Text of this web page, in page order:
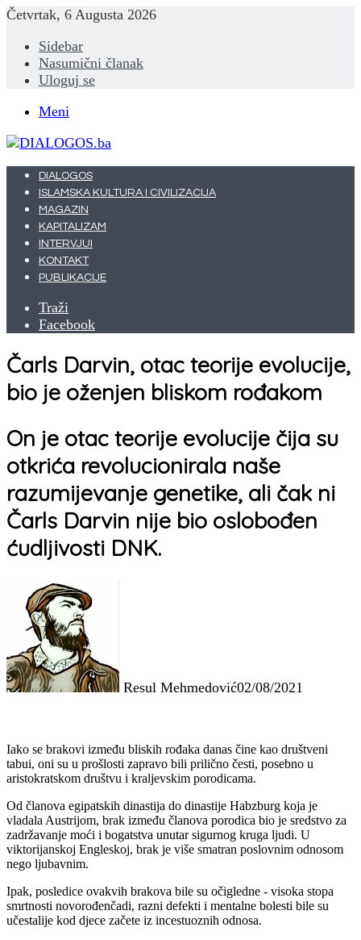
Četvrtak, 6 Augusta 2026
Sidebar
Nasumični članak
Uloguj se
Meni
DIALOGOS
ISLAMSKA KULTURA I CIVILIZACIJA
MAGAZIN
KAPITALIZAM
INTERVJUI
KONTAKT
PUBLIKACIJE
Traži
Facebook
Čarls Darvin, otac teorije evolucije,
bio je oženjen bliskom rođakom
On je otac teorije evolucije čija su
otkrića revolucionirala naše
razumijevanje genetike, ali čak ni
Čarls Darvin nije bio oslobođen
ćudljivosti DNK.
Resul Mehmedović02/08/2021
Iako se brakovi između bliskih rođaka danas čine kao društveni
tabui, oni su u prošlosti zapravo bili prilično česti, posebno u
aristokratskom društvu i kraljevskim porodicama.
Od članova egipatskih dinastija do dinastije Habzburg koja je
vladala Austrijom, brak između članova porodica bio je sredstvo za
zadržavanje moći i bogatstva unutar sigurnog kruga ljudi. U
viktorijanskoj Engleskoj, brak je više smatran poslovnim odnosom
nego ljubavnim.
Ipak, posledice ovakvih brakova bile su očigledne - visoka stopa
smrtnosti novorođenčadi, razni defekti i mentalne bolesti bile su
učestalije kod djece začete iz incestuoznih odnosa.